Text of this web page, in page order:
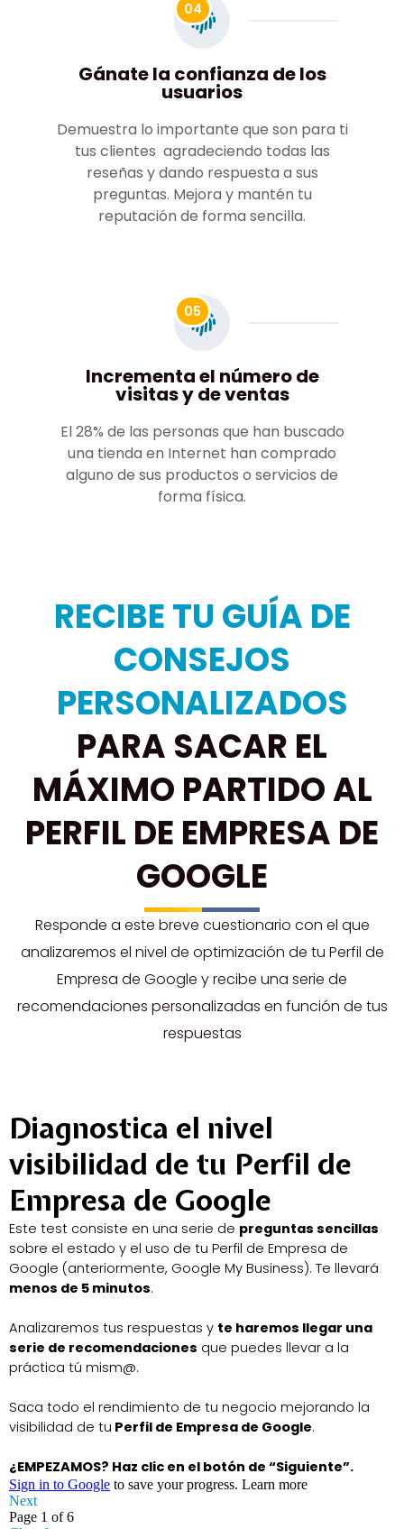
04
Gánate la confianza de los
usuarios
Demuestra lo importante que son para ti
tus clientes agradeciendo todas las
reseñas y dando respuesta a sus
preguntas. Mejora y mantén tu
reputación de forma sencilla.
05
Incrementa el número de
visitas y de ventas
El 28% de las personas que han buscado
una tienda en Internet han comprado
alguno de sus productos o servicios de
forma física.
RECIBE TU GUÍA DE
CONSEJOS
PERSONALIZADOS
PARA SACAR EL
MÁXIMO PARTIDO AL
PERFIL DE EMPRESA DE
GOOGLE
Responde a este breve cuestionario con el que
analizaremos el nivel de optimización de tu Perfil de
Empresa de Google y recibe una serie de
recomendaciones personalizadas en función de tus
respuestas